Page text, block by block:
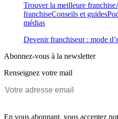
Trouver la meilleure franchise
franchiseConseils et guides
médias
Devenir franchiseur : mode
Abonnez-vous à la newsletter
Renseignez votre mail
En vous abonnant, vous acceptez